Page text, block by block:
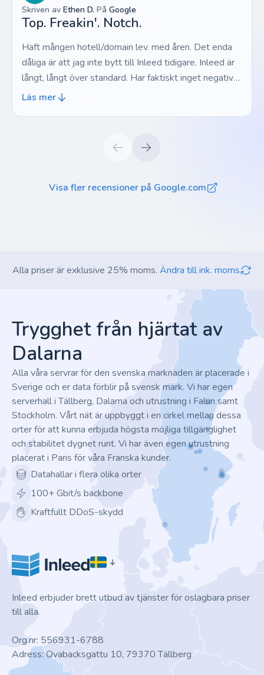
Skriven av Ethen D. På Google
Top. Freakin'. Notch.
Haft mången hotell/domain lev. med åren. Det enda
dåliga är att jag inte bytt till Inleed tidigare. Inleed är
långt, långt över standard. Har faktiskt inget negativt
alls, vilket är en underlig feeling. Top. Freakin'. Notch.
Läs mer
Visa fler recensioner på Google.com
Alla priser är exklusive 25% moms. Ändra till ink. moms
Trygghet från hjärtat av
Dalarna
Alla våra servrar för den svenska marknaden är placerade i
Sverige och er data förblir på svensk mark. Vi har egen
serverhall i Tällberg, Dalarna och utrustning i Falun samt
Stockholm. Vårt nät är uppbyggt i en cirkel mellan dessa
orter för att kunna erbjuda högsta möjliga tillgänglighet
och stabilitet dygnet runt. Vi har även egen utrustning
placerat i Paris för våra Franska kunder.
Datahallar i flera olika orter
100+ Gbit/s backbone
Kraftfullt DDoS-skydd
Inleed erbjuder brett utbud av tjänster för oslagbara priser
till alla.
Org.nr: 556931-6788
Adress: Ovabacksgattu 10, 79370 Tällberg